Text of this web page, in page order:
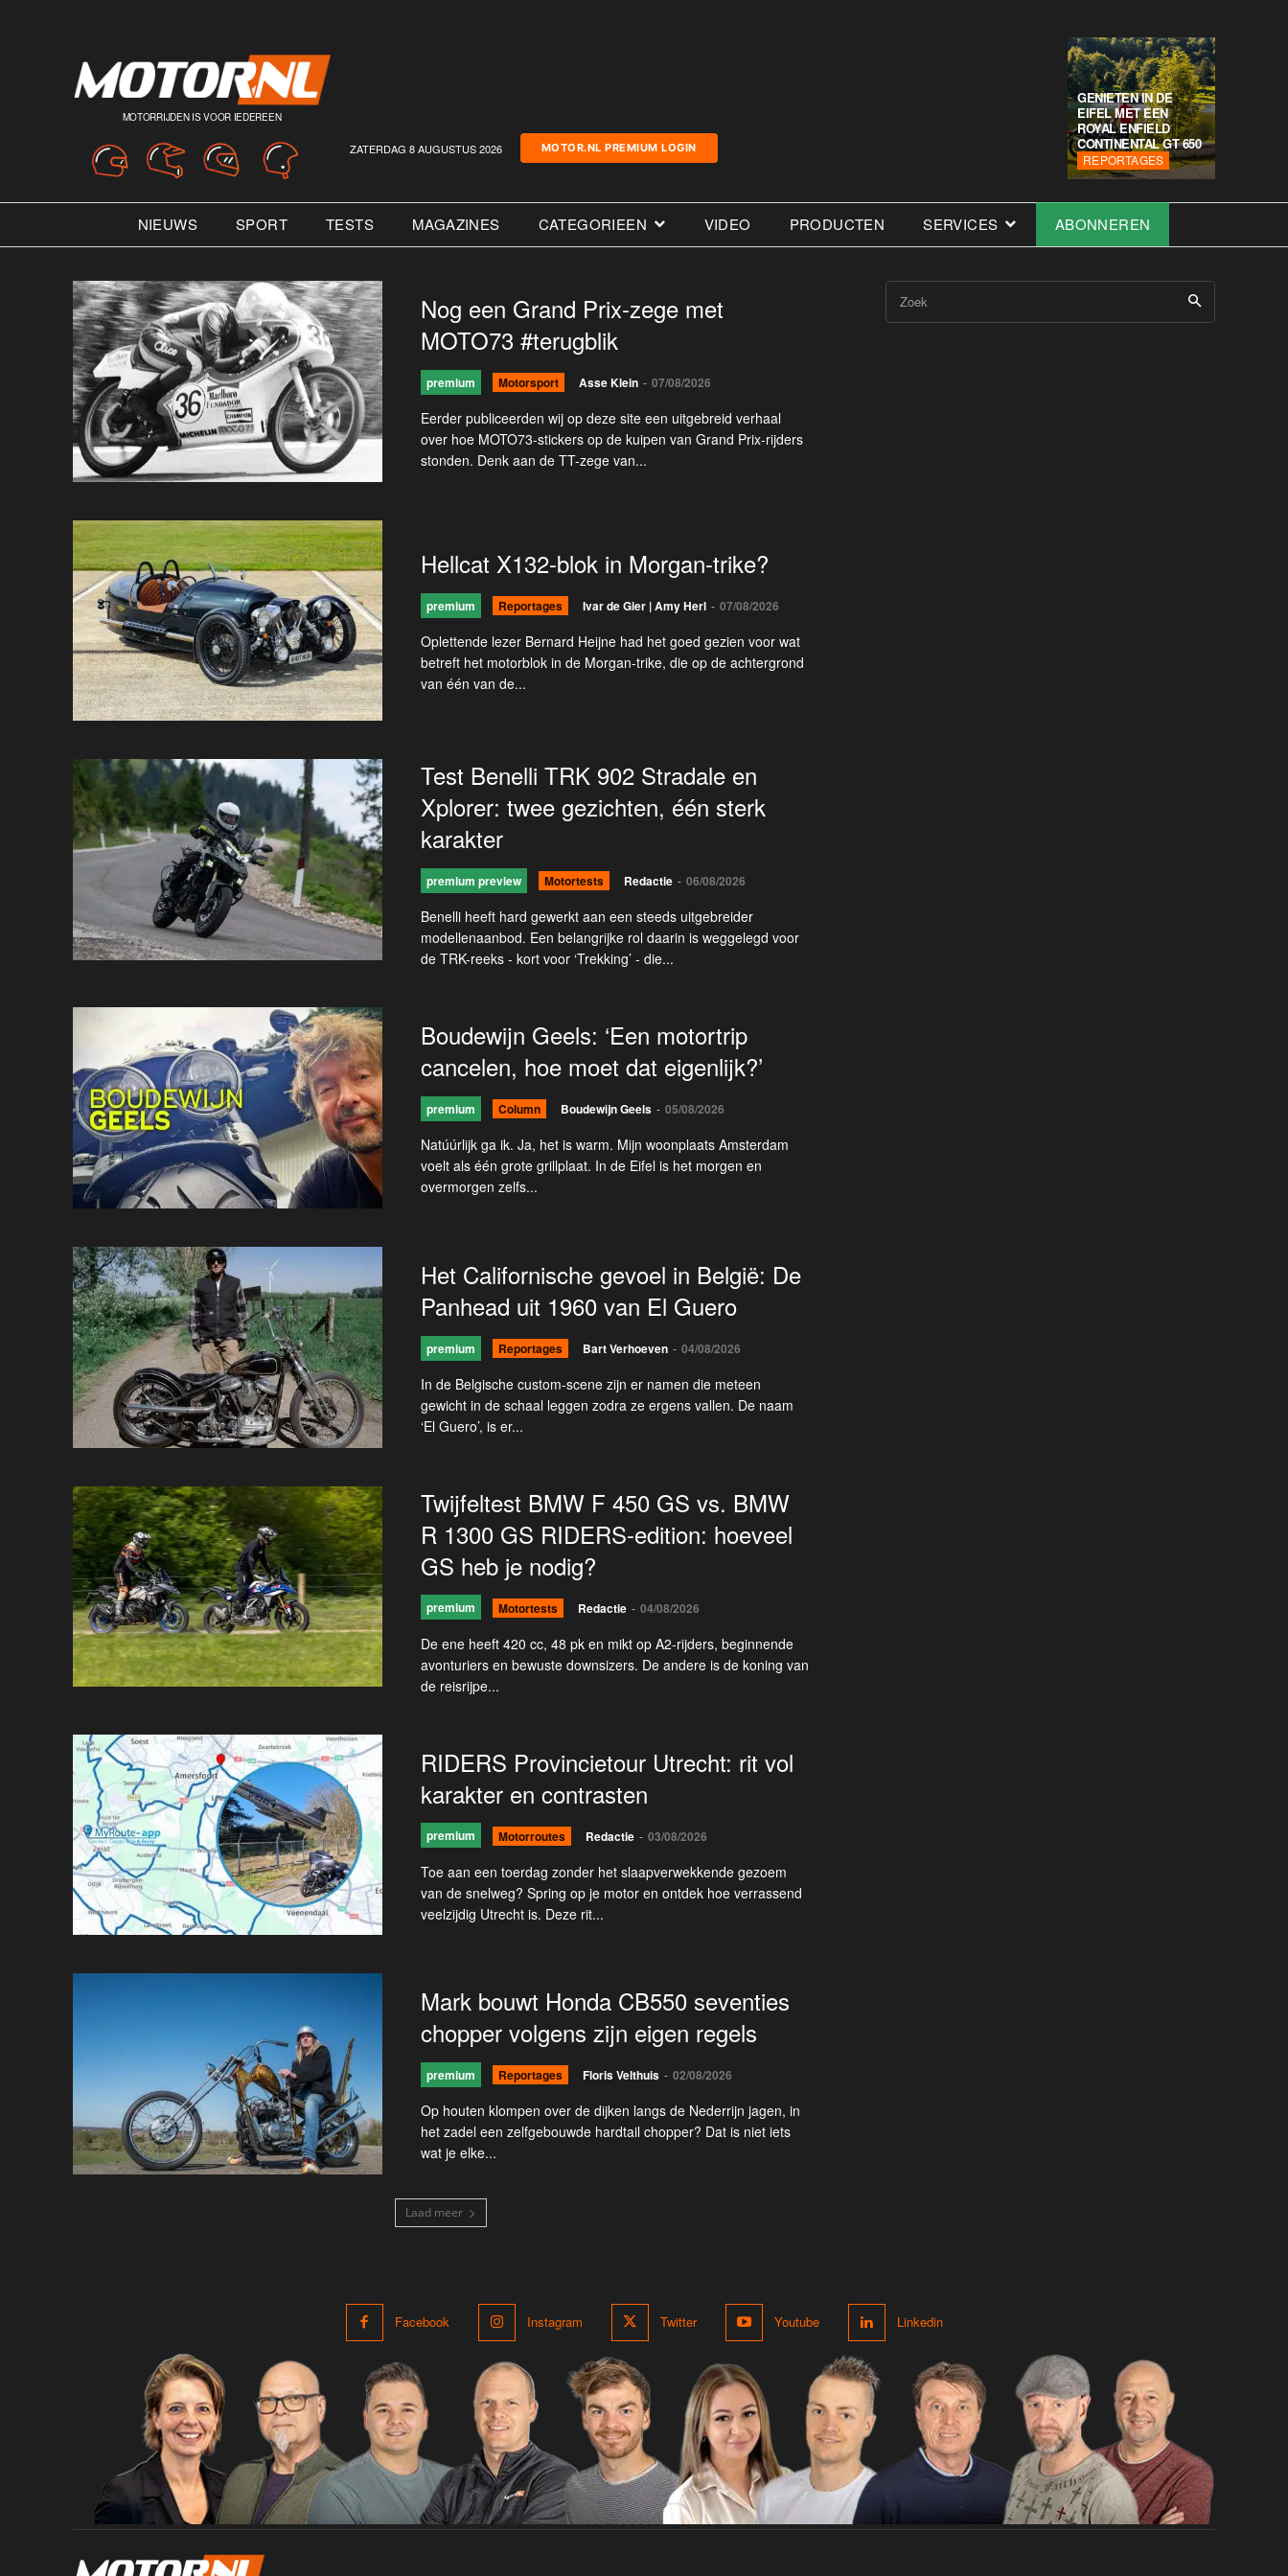
MOTORRIJDEN IS VOOR IEDEREEN
ZATERDAG 8 AUGUSTUS 2026 MOTOR.NL PREMIUM LOGIN
GENIETEN IN DE
EIFEL MET EEN
ROYAL ENFIELD
CONTINENTAL GT 650
REPORTAGES
NIEUWS SPORT TESTS MAGAZINES CATEGORIEEN VIDEO PRODUCTEN SERVICES ABONNEREN
Nog een Grand Prix-zege met
MOTO73 #terugblik
premium Motorsport Asse Klein - 07/08/2026
Eerder publiceerden wij op deze site een uitgebreid verhaal
over hoe MOTO73-stickers op de kuipen van Grand Prix-rijders
stonden. Denk aan de TT-zege van...
Hellcat X132-blok in Morgan-trike?
premium Reportages Ivar de Gier | Amy Herl - 07/08/2026
Oplettende lezer Bernard Heijne had het goed gezien voor wat
betreft het motorblok in de Morgan-trike, die op de achtergrond
van één van de...
Test Benelli TRK 902 Stradale en
Xplorer: twee gezichten, één sterk
karakter
premium preview Motortests Redactie - 06/08/2026
Benelli heeft hard gewerkt aan een steeds uitgebreider
modellenaanbod. Een belangrijke rol daarin is weggelegd voor
de TRK-reeks - kort voor ‘Trekking’ - die...
Boudewijn Geels: ‘Een motortrip
cancelen, hoe moet dat eigenlijk?’
premium Column Boudewijn Geels - 05/08/2026
Natúúrlijk ga ik. Ja, het is warm. Mijn woonplaats Amsterdam
voelt als één grote grillplaat. In de Eifel is het morgen en
overmorgen zelfs...
Het Californische gevoel in België: De
Panhead uit 1960 van El Guero
premium Reportages Bart Verhoeven - 04/08/2026
In de Belgische custom-scene zijn er namen die meteen
gewicht in de schaal leggen zodra ze ergens vallen. De naam
‘El Guero’, is er...
Twijfeltest BMW F 450 GS vs. BMW
R 1300 GS RIDERS-edition: hoeveel
GS heb je nodig?
premium Motortests Redactie - 04/08/2026
De ene heeft 420 cc, 48 pk en mikt op A2-rijders, beginnende
avonturiers en bewuste downsizers. De andere is de koning van
de reisrijpe...
RIDERS Provincietour Utrecht: rit vol
karakter en contrasten
premium Motorroutes Redactie - 03/08/2026
Toe aan een toerdag zonder het slaapverwekkende gezoem
van de snelweg? Spring op je motor en ontdek hoe verrassend
veelzijdig Utrecht is. Deze rit...
Mark bouwt Honda CB550 seventies
chopper volgens zijn eigen regels
premium Reportages Floris Velthuis - 02/08/2026
Op houten klompen over de dijken langs de Nederrijn jagen, in
het zadel een zelfgebouwde hardtail chopper? Dat is niet iets
wat je elke...
Laad meer
Zoek
Facebook Instagram Twitter Youtube Linkedin